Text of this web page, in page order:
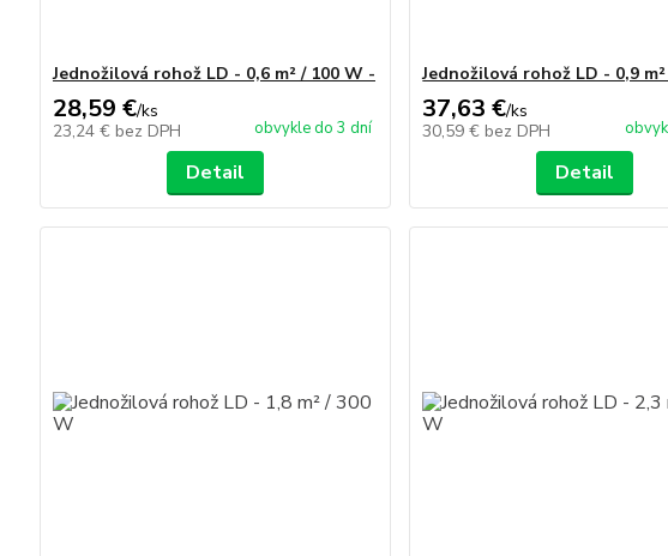
Jednožilová rohož LD - 0,6 m² / 100 W -
28,59 €/ks
23,24 € bez DPH obvykle do 3 dní
Detail
Jednožilová rohož LD - 0,9
37,63 €/ks
30,59 € bez DPH
Detail